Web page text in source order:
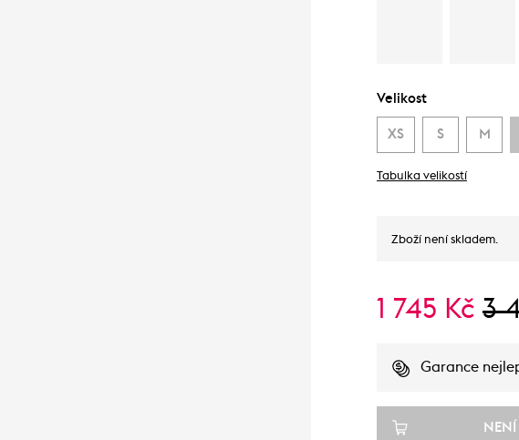
Velikost
XS S M
Tabulka velikostí
Zboží není skladem.
1 745 Kč 3
Garance
NENÍ